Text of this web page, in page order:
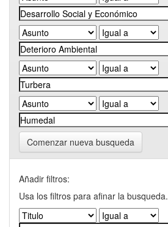
Comenzar nueva busqueda
Añadir filtros:
Usa los filtros para afinar la busqueda.